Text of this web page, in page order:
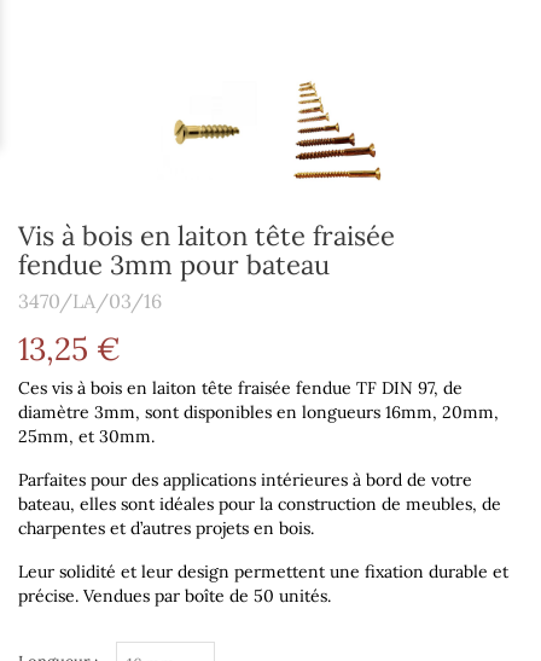
Vis à bois en laiton tête fraisée
fendue 3mm pour bateau
3470/LA/03/16
13,25 €
Ces vis à bois en laiton tête fraisée fendue TF DIN 97, de
diamètre 3mm, sont disponibles en longueurs 16mm, 20mm,
25mm, et 30mm.
Parfaites pour des applications intérieures à bord de votre
bateau, elles sont idéales pour la construction de meubles, de
charpentes et d’autres projets en bois.
Leur solidité et leur design permettent une fixation durable et
précise. Vendues par boîte de 50 unités.